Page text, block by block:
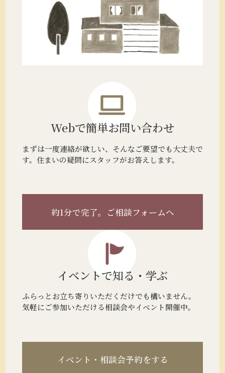
Webで簡単お問い合わせ
まずは一度連絡が欲しい、そんなご要望でも大丈夫で
す。住まいの疑問にスタッフがお答えします。
約1分で完了。 ご相談フォームへ
イベントで知る・学ぶ
ふらっとお立ち寄りいただくだけでも構いません。
気軽にご参加いただける相談会やイベント開催中。
イベント・相談会予約をする